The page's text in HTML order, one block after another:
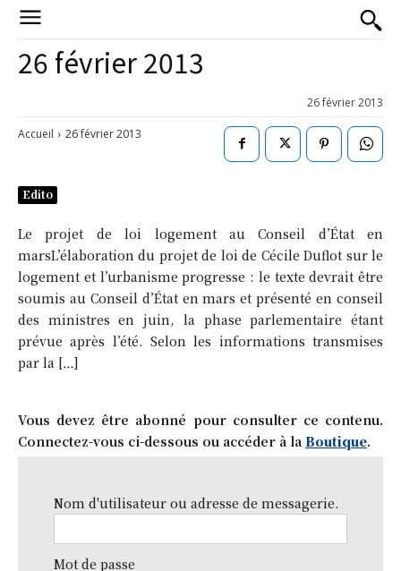
26 février 2013
26 février 2013
Accueil 26 février 2013
Edito
Le projet de loi logement au Conseil d’État en
marsL’élaboration du projet de loi de Cécile Duflot sur le
logement et l’urbanisme progresse : le texte devrait être
soumis au Conseil d’État en mars et présenté en conseil
des ministres en juin, la phase parlementaire étant
prévue après l’été. Selon les informations transmises
par la […]
Vous devez être abonné pour consulter ce contenu.
Connectez-vous ci-dessous ou accéder à la Boutique.
Nom d'utilisateur ou adresse de messagerie.
Mot de passe